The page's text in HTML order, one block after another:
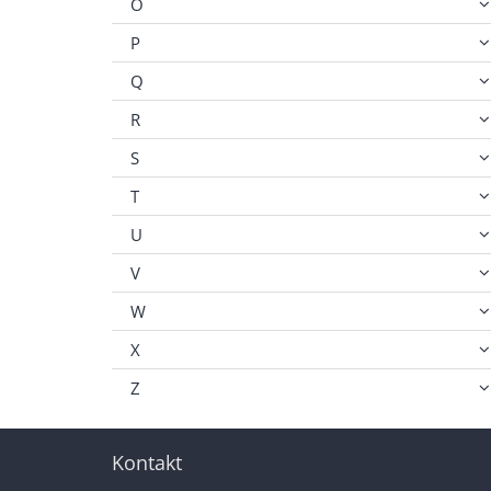
P
Q
R
S
T
U
V
W
X
Z
Kontakt